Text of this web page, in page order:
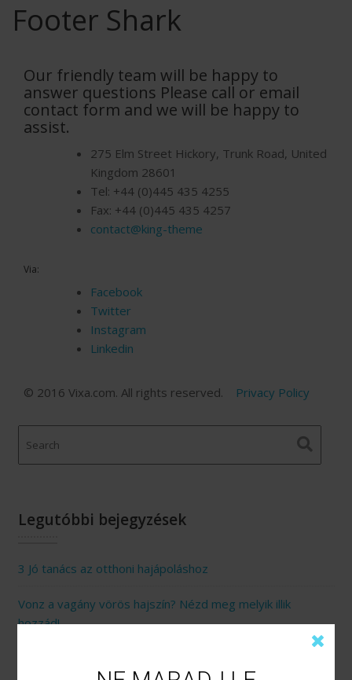
Footer Shark
Our friendly team will be happy to
answer questions Please call or email
contact form and we will be happy to
assist.
275 Elm Street Hickory, Trunk Road, United
Kingdom 28601
Tel: +44 (0)445 435 4255
Fax: +44 (0)445 435 4257
contact@king-theme
Via:
Facebook
Twitter
Instagram
Linkedin
© 2016 Vixa.com. All rights reserved. Privacy Policy
Legutóbbi bejegyzések
3 Jó tanács az otthoni hajápoláshoz
Vonz a vagány vörös hajszín? Nézd meg melyik illik
hozzád!